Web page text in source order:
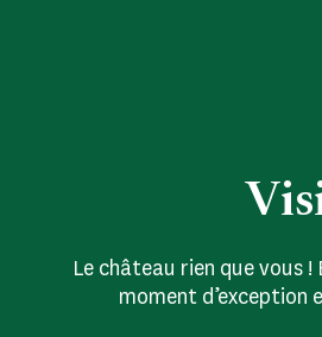
Le château rien que vous
moment d’exception